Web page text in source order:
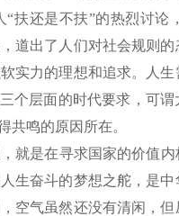
扶还是不扶”的热烈讨
道出了人们对社会规则
实力的理想和追求。人生
个层面的时代要求，可
共鸣的原因所在。
就是在寻求国家的价值
生奋斗的梦想之舵，是
空气虽然还没有清闲，